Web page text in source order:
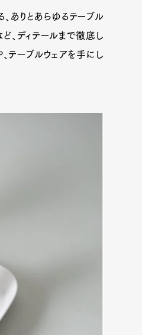
ありとあらゆるテーブル
、ディテールまで徹底し
テーブルウェアを手にし